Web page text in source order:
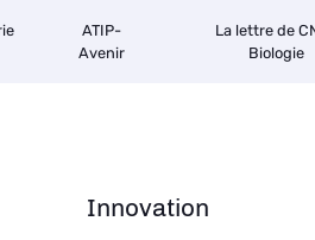
Innovation
ATIP-
Avenir
La lettre de
Biologie